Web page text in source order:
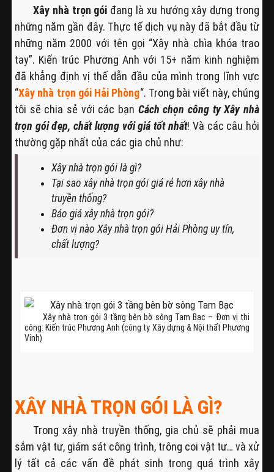
Xây nhà trọn gói đang là xu hướng xây dựng trong
những năm gần đây. Thực tế dịch vụ này đã bắt đầu từ
những năm 2000 với tên gọi “Xây nhà chìa khóa trao
tay”. Kiến trúc Phương Anh với 15+ năm kinh nghiệm
đã khẳng định vị thế dẫn đầu của mình trong lĩnh vực
“Xây nhà trọn gói Hải Phòng“. Trong bài viết này, chúng
tôi sẽ chia sẻ với các bạn Cách chọn công ty Xây nhà
trọn gói đẹp, chất lượng với giá tốt nhất! Và các câu hỏi
thường gặp nhất của các gia chủ như:
Xây nhà trọn gói là gì?
Tại sao xây nhà trọn gói giá rẻ hơn xây nhà
truyền thống?
Báo giá xây nhà trọn gói?
Đơn vị nào Xây nhà trọn gói Hải Phòng uy tín,
chất lượng?
Xây nhà trọn gói 3 tầng bên bờ sông Tam Bạc – Đơn vị thi
công: Kiến trúc Phương Anh (công ty Xây dựng & Nội thất Phương
Vinh)
XÂY NHÀ TRỌN GÓI LÀ GÌ?
Trong xây nhà truyền thống, gia chủ sẽ phải mua
sắm vật tư, giám sát công trình, trông coi vật tư… và xử
lý tất cả các vấn đề phát sinh trong quá trình xây